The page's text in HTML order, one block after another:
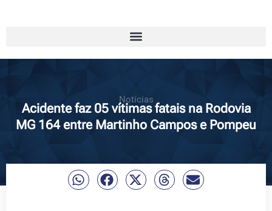
Notícias
Acidente faz 05 vítimas fatais na Rodovia
MG 164 entre Martinho Campos e Pompeu